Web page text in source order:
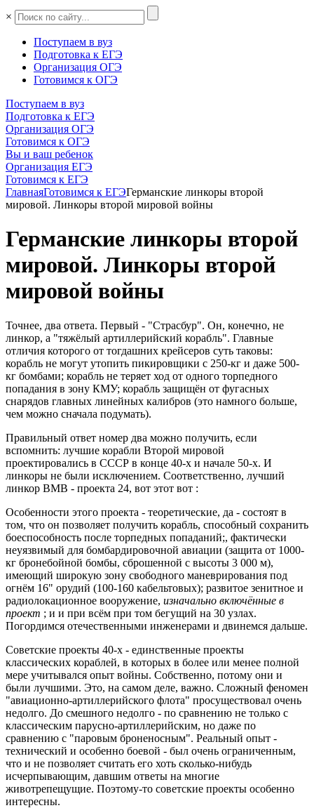
×
Поступаем в вуз
Подготовка к ЕГЭ
Организация ОГЭ
Готовимся к ОГЭ
Поступаем в вуз
Подготовка к ЕГЭ
Организация ОГЭ
Готовимся к ОГЭ
Вы и ваш ребенок
Организация ЕГЭ
Готовимся к ЕГЭ
ГлавнаяГотовимся к ЕГЭГерманские линкоры второй
мировой. Линкоры второй мировой войны
Германские линкоры второй
мировой. Линкоры второй
мировой войны
Точнее, два ответа. Первый - "Страсбур". Он, конечно, не
линкор, а "тяжёлый артиллерийский корабль". Главные
отличия которого от тогдашних крейсеров суть таковы:
корабль не могут утопить пикировщики с 250-кг и даже 500-
кг бомбами; корабль не теряет ход от одного торпедного
попадания в зону КМУ; корабль защищён от фугасных
снарядов главных линейных калибров (это намного больше,
чем можно сначала подумать).
Правильный ответ номер два можно получить, если
вспомнить: лучшие корабли Второй мировой
проектировались в СССР в конце 40-х и начале 50-х. И
линкоры не были исключением. Соответственно, лучший
линкор ВМВ - проекта 24, вот этот вот :
Особенности этого проекта - теоретические, да - состоят в
том, что он позволяет получить корабль, способный сохранить
боеспособность после торпедных попаданий;, фактически
неуязвимый для бомбардировочной авиации (защита от 1000-
кг бронебойной бомбы, сброшенной с высоты 3 000 м),
имеющий широкую зону свободного маневрирования под
огнём 16" орудий (100-160 кабельтовых); развитое зенитное и
радиолокационное вооружение, изначально включённые в
проект ; и и при всём при том бегущий на 30 узлах.
Погордимся отечественными инженерами и двинемся дальше.
Советские проекты 40-х - единственные проекты
классических кораблей, в которых в более или менее полной
мере учитывался опыт войны. Собственно, потому они и
были лучшими. Это, на самом деле, важно. Сложный феномен
"авиационно-артиллерийского флота" просуществовал очень
недолго. До смешного недолго - по сравнению не только с
классическим парусно-артиллерийским, но даже по
сравнению с "паровым броненосным". Реальный опыт -
технический и особенно боевой - был очень ограниченным,
что и не позволяет считать его хоть сколько-нибудь
исчерпывающим, давшим ответы на многие
животрепещущие. Поэтому-то советские проекты особенно
интересны.